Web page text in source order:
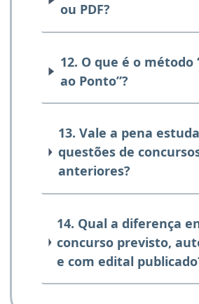
ou PDF?
12. O que é o método
ao Ponto”?
13. Vale a pena
questões de
anteriores?
14. Qual a diferença
concurso previsto,
e com edital